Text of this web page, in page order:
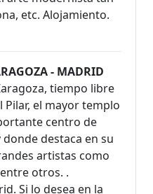
etc. Alojamiento.
- MADRID
tiempo libre
Pilar, el mayor templo
centro de
destaca en su
artistas como
otros. .
Si lo desea en la